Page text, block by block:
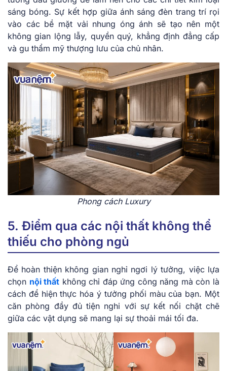
sáng bóng. Sự kết hợp giữa ánh sáng đèn trang trí rọi
vào các bề mặt vải nhung óng ánh sẽ tạo nên một
không gian lộng lẫy, quyền quý, khẳng định đẳng cấp
và gu thẩm mỹ thượng lưu của chủ nhân.
Phong cách Luxury
5. Điểm qua các nội thất không thể
thiếu cho phòng ngủ
Để hoàn thiện không gian nghỉ ngơi lý tưởng, việc lựa
chọn nội thất không chỉ đáp ứng công năng mà còn là
cách để hiện thực hóa ý tưởng phối màu của bạn. Một
căn phòng đầy đủ tiện nghi với sự kết nối chặt chẽ
giữa các vật dụng sẽ mang lại sự thoải mái tối đa.